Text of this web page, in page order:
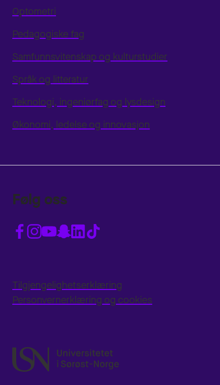
Optometri
Pedagogiske fag
Samfunnsvitenskap og kulturstudier
Språk og litteratur
Teknologi, ingeniørfag og lysdesign
Økonomi, ledelse og innovasjon
Følg oss
Tilgjengelighetserklæring
Personvernerklæring og cookies